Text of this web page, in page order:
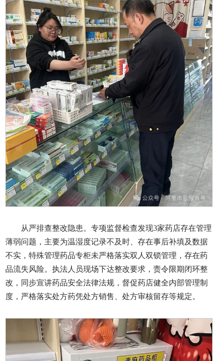
从严排查整改隐患。专项监督检查发现3家药店存在管理
薄弱问题，主要为温湿度记录不及时、存在事后补填及数据
不实，特殊管理药品专柜未严格落实双人双锁管理，存在药
品流失风险。执法人员现场下达整改要求，责令限期闭环整
改，同步宣讲药品安全法律法规，督促药店健全内部管理制
度，严格落实处方药凭处方销售、处方审核留存等规定。